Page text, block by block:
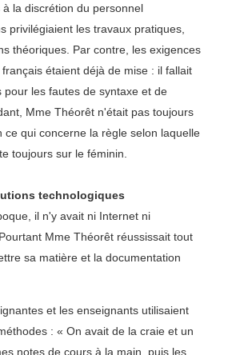
la discrétion du personnel
privilégiaient les travaux pratiques,
théoriques. Par contre, les exigences
étaient déjà de mise : il fallait
pour les fautes de syntaxe et de
Mme Théorêt n'était pas toujours
ce qui concerne la règle selon laquelle
toujours sur le féminin.
technologiques
il n'y avait ni Internet ni
Mme Théorêt réussissait tout
sa matière et la documentation
et les enseignants utilisaient
: « On avait de la craie et un
notes de cours à la main, puis les